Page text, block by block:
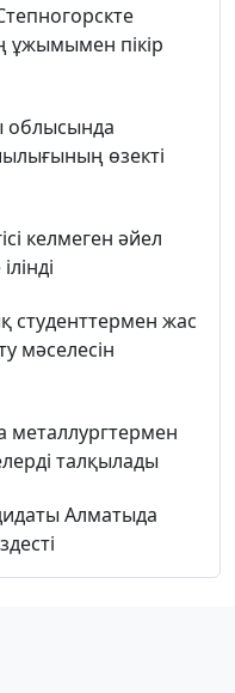
ұжымымен пікір
облысында
өзекті
келмеген әйел
студенттермен жас
мәселесін
металлургтермен
талқылады
Алматыда